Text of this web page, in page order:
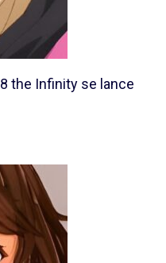
the Infinity se lance